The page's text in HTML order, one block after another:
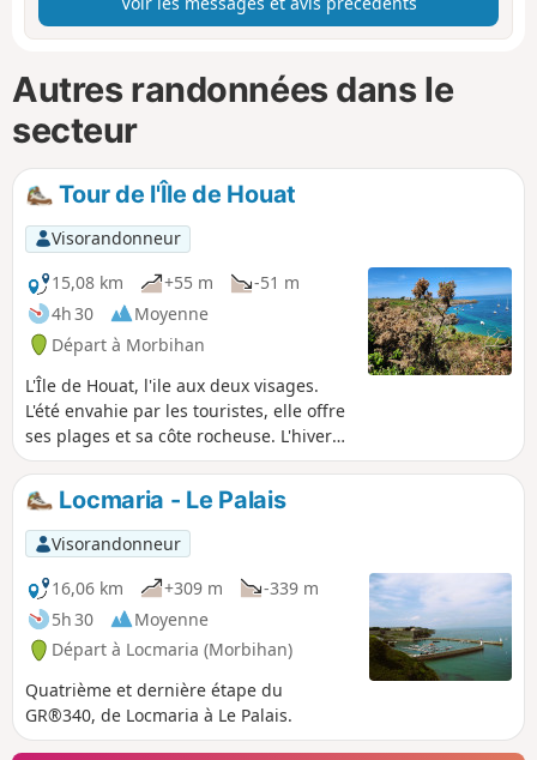
Autres randonnées dans le
secteur
Tour de l'Île de Houat
Visorandonneur
15,08 km
+55 m
-51 m
4h 30
Moyenne
Départ à Morbihan
L'Île de Houat, l'ile aux deux visages.
L'été envahie par les touristes, elle offre
ses plages et sa côte rocheuse. L'hiver
plus calme elle peut être découverte
sous sa véritable identité. Voir son
"éclosarium" à homard.
Locmaria - Le Palais
Visorandonneur
16,06 km
+309 m
-339 m
5h 30
Moyenne
Départ à Locmaria (Morbihan)
Quatrième et dernière étape du
GR®340, de Locmaria à Le Palais.